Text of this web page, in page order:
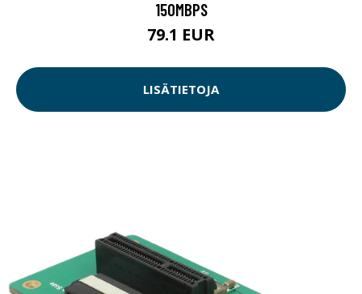
150MBPS
79.1 EUR
LISÄTIETOJA